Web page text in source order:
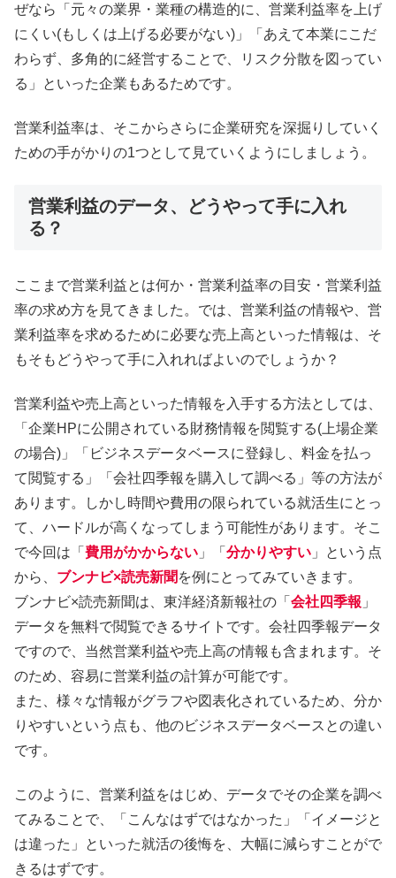
ぜなら「元々の業界・業種の構造的に、営業利益率を上げ
にくい(もしくは上げる必要がない)」「あえて本業にこだ
わらず、多角的に経営することで、リスク分散を図ってい
る」といった企業もあるためです。
営業利益率は、そこからさらに企業研究を深掘りしていく
ための手がかりの1つとして見ていくようにしましょう。
営業利益のデータ、どうやって手に入れ
る？
ここまで営業利益とは何か・営業利益率の目安・営業利益
率の求め方を見てきました。では、営業利益の情報や、営
業利益率を求めるために必要な売上高といった情報は、そ
もそもどうやって手に入れればよいのでしょうか？
営業利益や売上高といった情報を入手する方法としては、
「企業HPに公開されている財務情報を閲覧する(上場企業
の場合)」「ビジネスデータベースに登録し、料金を払っ
て閲覧する」「会社四季報を購入して調べる」等の方法が
あります。しかし時間や費用の限られている就活生にとっ
て、ハードルが高くなってしまう可能性があります。そこ
で今回は「 費用がかからない 」「 分かりやすい 」という点
から、 ブンナビ×読売新聞 を例にとってみていきます。
ブンナビ×読売新聞は、東洋経済新報社の「 会社四季報 」
データを無料で閲覧できるサイトです。会社四季報データ
ですので、当然営業利益や売上高の情報も含まれます。そ
のため、容易に営業利益の計算が可能です。
また、様々な情報がグラフや図表化されているため、分か
りやすいという点も、他のビジネスデータベースとの違い
です。
このように、営業利益をはじめ、データでその企業を調べ
てみることで、「こんなはずではなかった」「イメージと
は違った」といった就活の後悔を、大幅に減らすことがで
きるはずです。